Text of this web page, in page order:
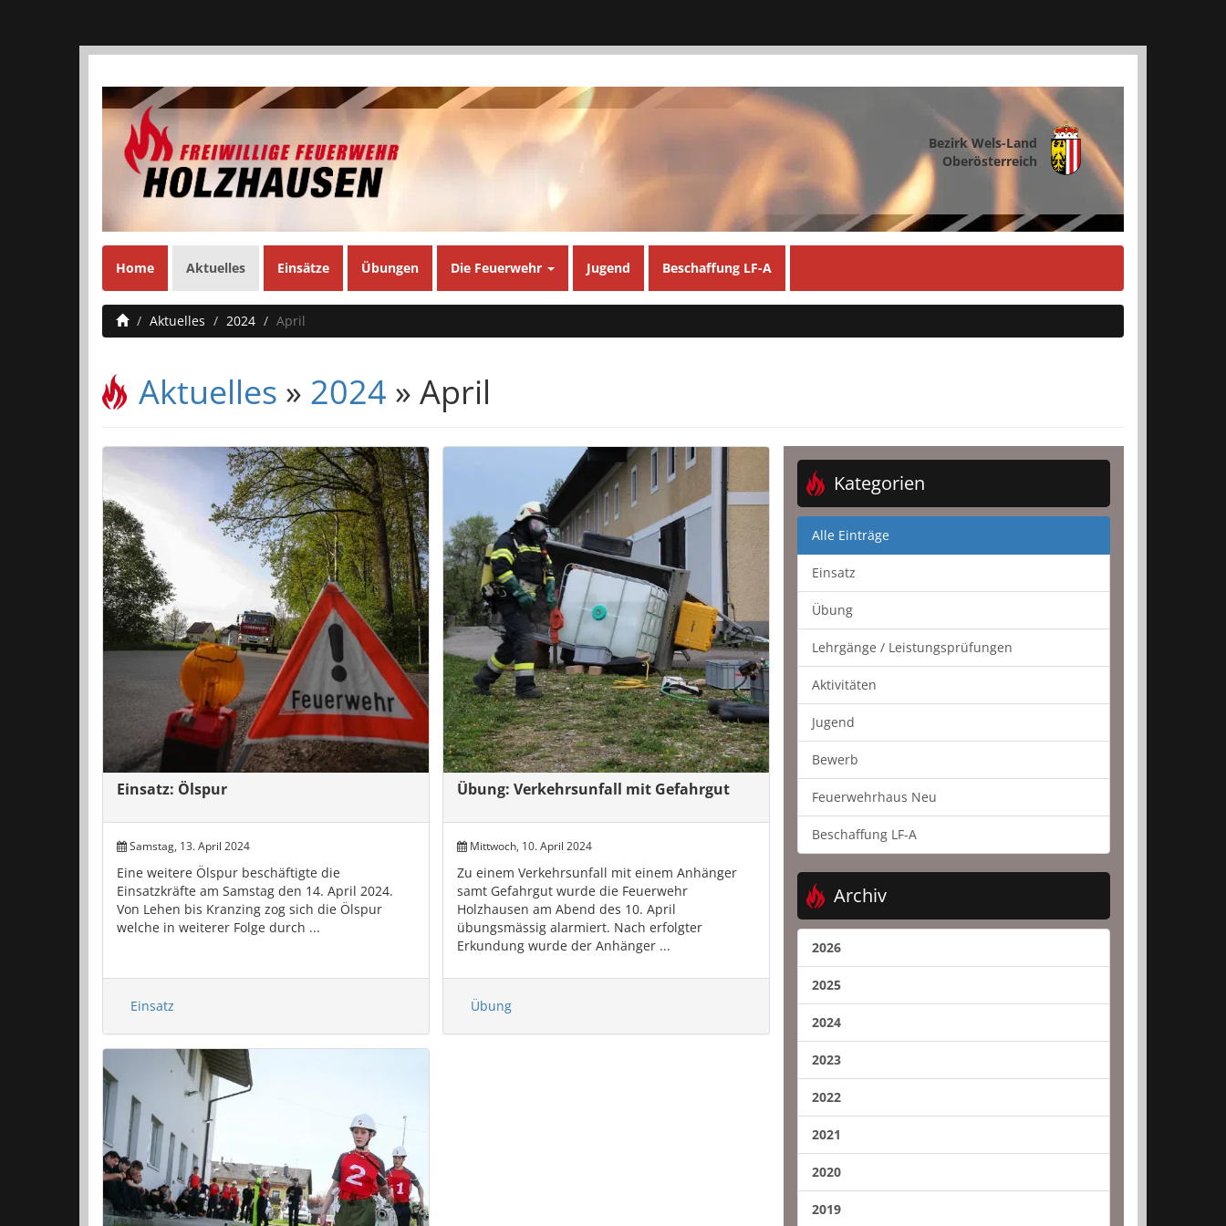
Bezirk Wels-Land
Oberösterreich
Home Aktuelles Einsätze Übungen Die Feuerwehr Jugend Beschaffung LF-A
Aktuelles 2024 April
Aktuelles » 2024 » April
Einsatz: Ölspur
Samstag, 13. April 2024
Eine weitere Ölspur beschäftigte die
Einsatzkräfte am Samstag den 14. April 2024.
Von Lehen bis Kranzing zog sich die Ölspur
welche in weiterer Folge durch ...
Einsatz
Übung: Verkehrsunfall mit Gefahrgut
Mittwoch, 10. April 2024
Zu einem Verkehrsunfall mit einem Anhänger
samt Gefahrgut wurde die Feuerwehr
Holzhausen am Abend des 10. April
übungsmässig alarmiert. Nach erfolgter
Erkundung wurde der Anhänger ...
Übung
Kategorien
Alle Einträge
Einsatz
Übung
Lehrgänge / Leistungsprüfungen
Aktivitäten
Jugend
Bewerb
Feuerwehrhaus Neu
Beschaffung LF-A
Archiv
2026
2025
2024
2023
2022
2021
2020
2019